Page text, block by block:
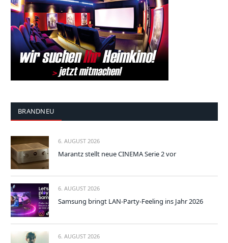
BRANDNEU
6. AUGUST 2026
Marantz stellt neue CINEMA Serie 2 vor
6. AUGUST 2026
Samsung bringt LAN-Party-Feeling ins Jahr 2026
6. AUGUST 2026